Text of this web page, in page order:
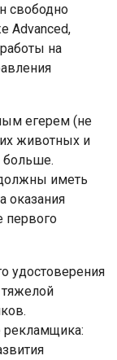
свободно
Advanced,
на
егерем (не
животных и
больше.
иметь
оказания
первого
удостоверения
рекламщика: